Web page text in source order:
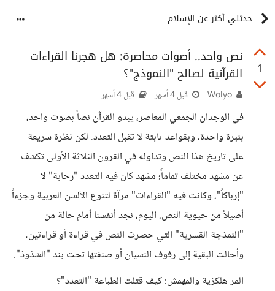
حدثني أكثر عن الإسلام
1
نص واحد.. أصوات محاصرة: هل هجرنا القراءات
القرآنية لصالح "النموذج"؟
قبل 4 أشهر قبل 4 أشهر
في الوجدان الجمعي المعاصر، يبدو القرآن نصاً بصوت واحد،
بنبرة واحدة، وبقواعد ثابتة لا تقبل التعدد. لكن نظرة سريعة
على تاريخ هذا النص وتداوله في القرون الثلاثة الأولى تكشف
عن مشهد مختلف تماماً؛ مشهد كان فيه التعدد "رحابة" لا
"إرباكاً"، وكانت فيه "القراءات" مرآة لتنوع الألسن العربية وجزءاً
أصيلاً من حيوية النص. اليوم، نجد أنفسنا أمام حالة من
"النمذجة القسرية" التي حصرت النص في قراءة أو قراءتين،
وأحالت البقية إلى رفوف النسيان أو صنفتها تحت بند "الشذوذ".
المر هلكزية والمهمش: كيف قتلت الطباعة "التعدد"؟